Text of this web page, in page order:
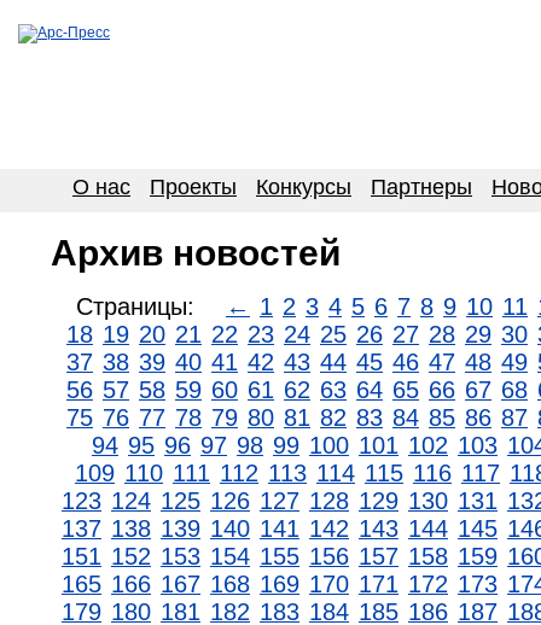
О нас Проекты Конкурсы Партнеры
Архив новостей
Страницы: ← 1 2 3 4 5 6 7 8 9 10 11
18 19 20 21 22 23 24 25 26 27 28 29 30
37 38 39 40 41 42 43 44 45 46 47 48 49
56 57 58 59 60 61 62 63 64 65 66 67 68
75 76 77 78 79 80 81 82 83 84 85 86 87
94 95 96 97 98 99 100 101 102 103
109 110 111 112 113 114 115 116 117
123 124 125 126 127 128 129 130 131
137 138 139 140 141 142 143 144 145
151 152 153 154 155 156 157 158 159
165 166 167 168 169 170 171 172 173
179 180 181 182 183 184 185 186 187